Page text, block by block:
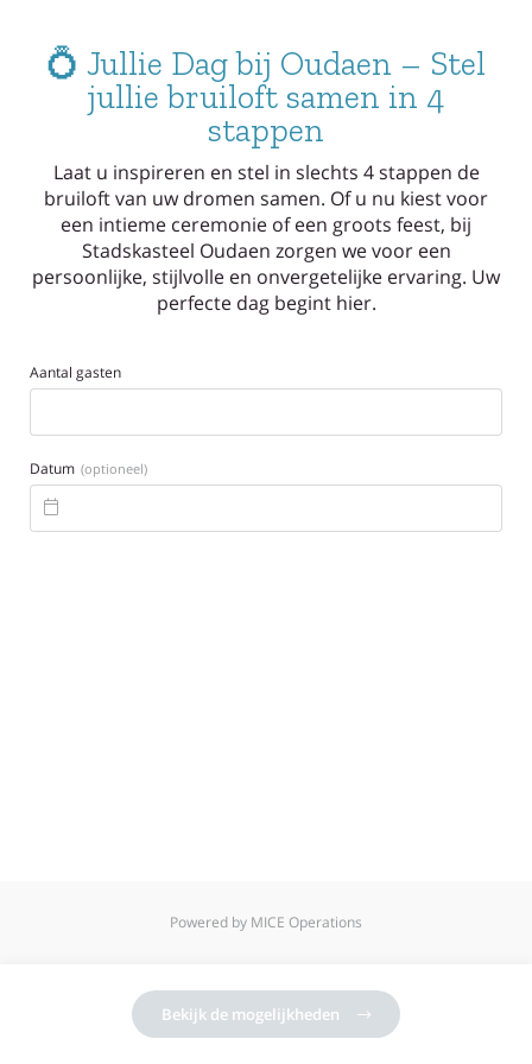
💍 Jullie Dag bij Oudaen – Stel
jullie bruiloft samen in 4
stappen
Laat u inspireren en stel in slechts 4 stappen de
bruiloft van uw dromen samen. Of u nu kiest voor
een intieme ceremonie of een groots feest, bij
Stadskasteel Oudaen zorgen we voor een
persoonlijke, stijlvolle en onvergetelijke ervaring. Uw
perfecte dag begint hier.
Aantal gasten
Datum (optioneel)

Powered by MICE Operations
Bekijk de mogelijkheden